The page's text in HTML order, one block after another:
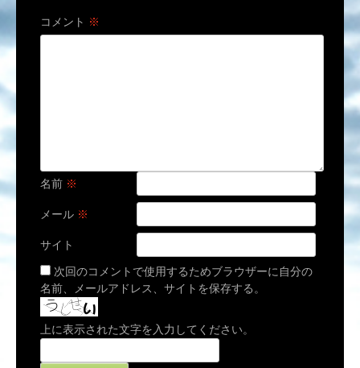
コメント ※
名前 ※
メール ※
サイト
次回のコメントで使用するためブラウザーに自分の
名前、メールアドレス、サイトを保存する。
上に表示された文字を入力してください。